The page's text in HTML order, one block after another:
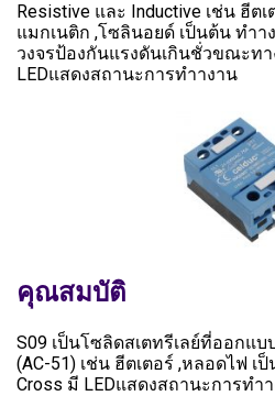
Resistive และ Inductive เช่น ฮีต
แมกเนติก ,โซลินอยด์ เป็นต้น ทำา
วงจรป้องกันแรงดันเกินชั่วขณะท
LEDแสดงสถานะการทำางาน
คุณสมบัติ
S09 เป็นโซลิดสเตทรีเลย์ที่ออกแ
(AC-51) เช่น ฮีตเตอร์ ,หลอดไฟ เ
Cross มี LEDแสดงสถานะการทำ